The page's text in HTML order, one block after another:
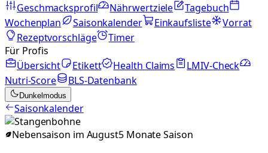
Geschmacksprofil
Nährwertziele
Tagebuch
Wochenplan
Saisonkalender Einkaufsliste
Vorrat
Rezeptvorschläge
Timer
Für Profis
Übersicht
Etikett Health Claims
LMIV-Check
Nutri-Score
BLS-Datenbank
Dunkelmodus
Saisonkalender
Nebensaison im August5 MonateSaison